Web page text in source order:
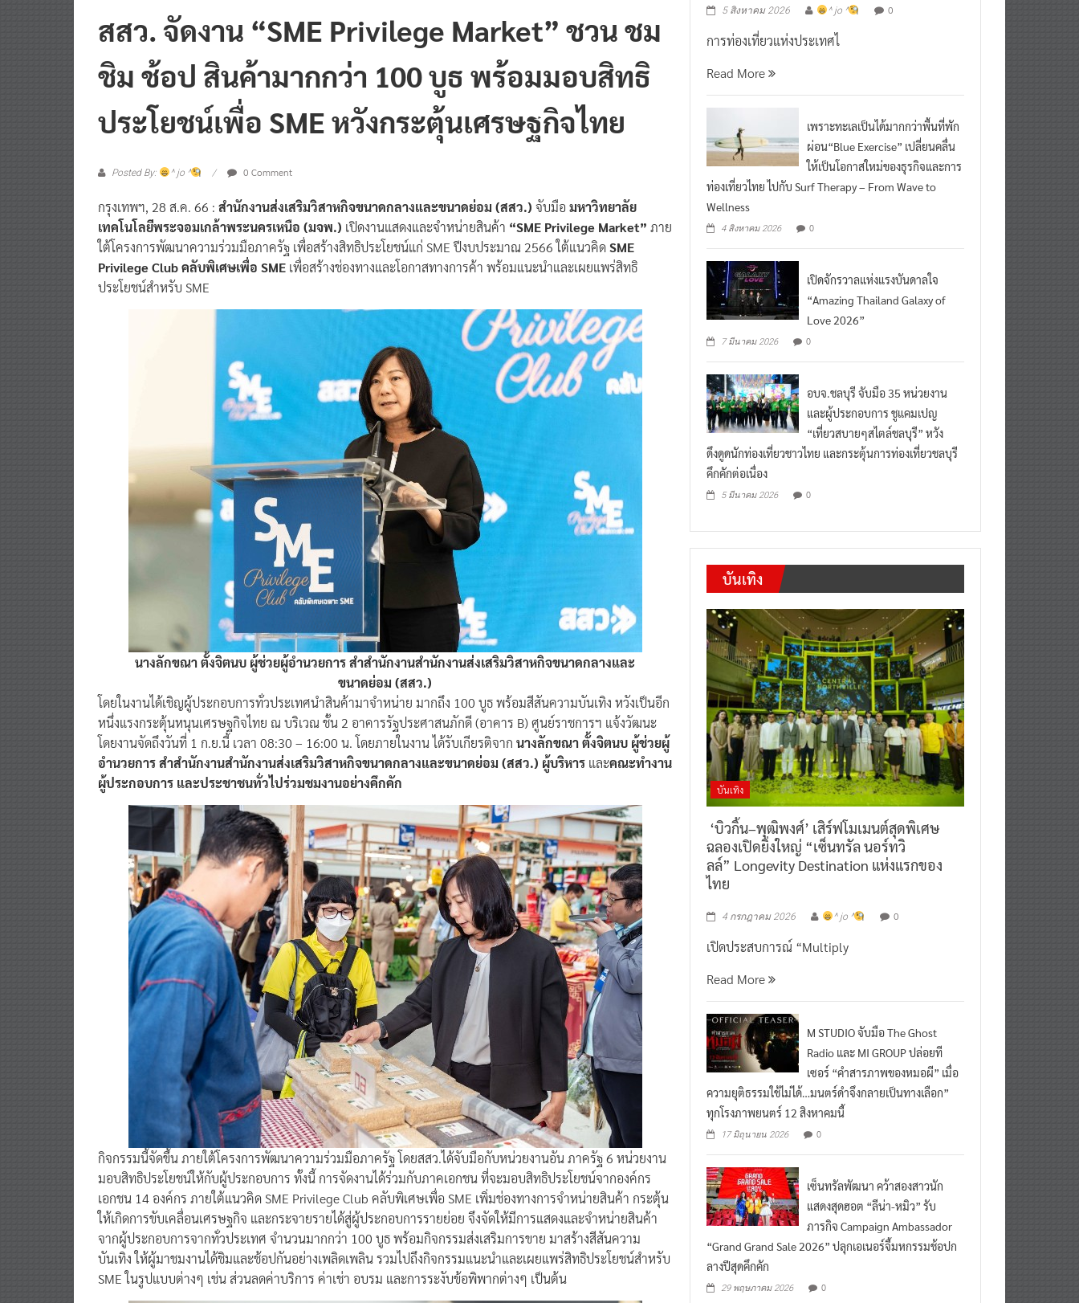
สสว. จัดงาน “SME Privilege Market” ชวน ชม
ชิม ช้อป สินค้ามากกว่า 100 บูธ พร้อมมอบสิทธิ
ประโยชน์เพื่อ SME หวังกระตุ้นเศรษฐกิจไทย
Posted By: ^ jo ^ 0 Comment
กรุงเทพฯ, 28 ส.ค. 66 : สำนักงานส่งเสริมวิสาหกิจขนาดกลางและขนาดย่อม (สสว.) จับมือ มหาวิทยาลัย
เทคโนโลยีพระจอมเกล้าพระนครเหนือ (มจพ.) เปิดงานแสดงและจำหน่ายสินค้า “SME Privilege Market” ภาย
ใต้โครงการพัฒนาความร่วมมือภาครัฐ เพื่อสร้างสิทธิประโยชน์แก่ SME ปีงบประมาณ 2566 ใต้แนวคิดSME
Privilege Club คลับพิเศษเพื่อ SME เพื่อสร้างช่องทางและโอกาสทางการค้า พร้อมแนะนำและเผยแพร่สิทธิ
ประโยชน์สำหรับ SME
นางลักขณา ตั้งจิตนบ ผู้ช่วยผู้อำนวยการ สำสำนักงานสำนักงานส่งเสริมวิสาหกิจขนาดกลางและ
ขนาดย่อม (สสว.)
โดยในงานได้เชิญผู้ประกอบการทั่วประเทศนำสินค้ามาจำหน่าย มากถึง 100 บูธ พร้อมสีสันความบันเทิง หวังเป็นอีก
หนึ่งแรงกระตุ้นหนุนเศรษฐกิจไทย ณ บริเวณ ชั้น 2 อาคารรัฐประศาสนภักดี (อาคาร B) ศูนย์ราชการฯ แจ้งวัฒนะ
โดยงานจัดถึงวันที่ 1 ก.ย.นี้ เวลา 08:30 – 16:00 น. โดยภายในงาน ได้รับเกียรติจาก นางลักขณา ตั้งจิตนบ ผู้ช่วยผู้
อำนวยการ สำสำนักงานสำนักงานส่งเสริมวิสาหกิจขนาดกลางและขนาดย่อม (สสว.) ผู้บริหาร และคณะทำงาน
ผู้ประกอบการ และประชาชนทั่วไปร่วมชมงานอย่างคึกคัก
กิจกรรมนี้จัดขึ้น ภายใต้โครงการพัฒนาความร่วมมือภาครัฐ โดยสสว.ได้จับมือกับหน่วยงานอัน ภาครัฐ 6 หน่วยงาน
มอบสิทธิประโยชน์ให้กับผู้ประกอบการ ทั้งนี้ การจัดงานได้ร่วมกับภาคเอกชน ที่จะมอบสิทธิประโยชน์จากองค์กร
เอกชน 14 องค์กร ภายใต้แนวคิด SME Privilege Club คลับพิเศษเพื่อ SME เพิ่มช่องทางการจำหน่ายสินค้า กระตุ้น
ให้เกิดการขับเคลื่อนเศรษฐกิจ และกระจายรายได้สู่ผู้ประกอบการรายย่อย จึงจัดให้มีการแสดงและจำหน่ายสินค้า
จากผู้ประกอบการจากทั่วประเทศ จำนวนมากกว่า 100 บูธ พร้อมกิจกรรมส่งเสริมการขาย มาสร้างสีสันความ
บันเทิง ให้ผู้มาชมงานได้ชิมและช้อปกันอย่างเพลิดเพลิน รวมไปถึงกิจกรรมแนะนำและเผยแพร่สิทธิประโยชน์สำหรับ
SME ในรูปแบบต่างๆ เช่น ส่วนลดค่าบริการ ค่าเช่า อบรม และการระงับข้อพิพากต่างๆ เป็นต้น
5 สิงหาคม 2026 ^ jo ^ 0
การท่องเที่ยวแห่งประเทศไ
Read More
เพราะทะเลเป็นได้มากกว่าพื้นที่พัก
ผ่อน“Blue Exercise” เปลี่ยนคลื่น
ให้เป็นโอกาสใหม่ของธุรกิจและการ
ท่องเที่ยวไทย ไปกับ Surf Therapy – From Wave to
Wellness
4 สิงหาคม 2026 0
เปิดจักรวาลแห่งแรงบันดาลใจ
“Amazing Thailand Galaxy of
Love 2026”
7 มีนาคม 2026 0
อบจ.ชลบุรี จับมือ 35 หน่วยงาน
และผู้ประกอบการ ชูแคมเปญ
“เที่ยวสบายๆสไตล์ชลบุรี” หวัง
ดึงดูดนักท่องเที่ยวชาวไทย และกระตุ้นการท่องเที่ยวชลบุรี
คึกคักต่อเนื่อง
5 มีนาคม 2026 0
บันเทิง
บันเทิง
‘บิวกิ้น–พุฒิพงศ์’ เสิร์ฟโมเมนต์สุดพิเศษ
ฉลองเปิดยิ่งใหญ่ “เซ็นทรัล นอร์ทวิ
ลล์” Longevity Destination แห่งแรกของ
ไทย
4 กรกฎาคม 2026 ^ jo ^ 0
เปิดประสบการณ์ “Multiply
Read More
M STUDIO จับมือ The Ghost
Radio และ MI GROUP ปล่อยที
เซอร์ “คำสารภาพของหมอผี” เมื่อ
ความยุติธรรมใช้ไม่ได้…มนตร์ดำจึงกลายเป็นทางเลือก”
ทุกโรงภาพยนตร์ 12 สิงหาคมนี้
17 มิถุนายน 2026 0
เซ็นทรัลพัฒนา คว้าสองสาวนัก
แสดงสุดฮอต “ลีน่า-หมิว” รับ
ภารกิจ Campaign Ambassador
“Grand Grand Sale 2026” ปลุกเอเนอร์จี้มหกรรมช้อปก
ลางปีสุดคึกคัก
29 พฤษภาคม 2026 0